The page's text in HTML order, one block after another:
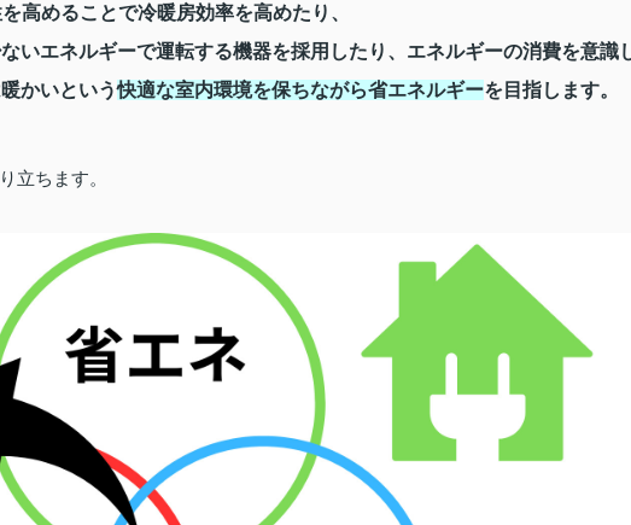
高めることで冷暖房効率を高めたり、
いエネルギーで運転する機器を採用したり、 エネルギーの消費を意識
かいという快適な室内環境を保ちながら省エネルギーを目指します。
立ちます。